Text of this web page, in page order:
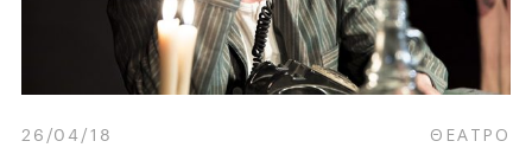
26/04/18 ΘΕΑΤΡΟ